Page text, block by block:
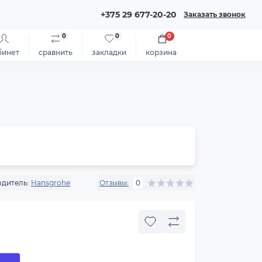
+375 29 677-20-20 Заказать звонок
сравнить
0
закладки
0
корзина
0
Hansgrohe Отзывы: 0